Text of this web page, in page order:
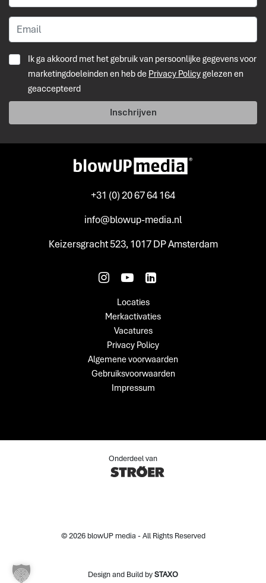
Ik ga akkoord met het gebruik van persoonlijke gegevens voor
marketingdoeleinden en heb de Privacy Policygelezen en
geaccepteerd
Inschrijven
+31 (0) 20 67 64 164
info@blowup-media.nl
Keizersgracht 523, 1017 DP Amsterdam
Locaties
Merkactivaties
Vacatures
Privacy Policy
Algemene voorwaarden
Gebruiksvoorwaarden
Impressum
Onderdeel van
© 2026 blowUP media - All Rights Reserved
Design and Build bySTAXO